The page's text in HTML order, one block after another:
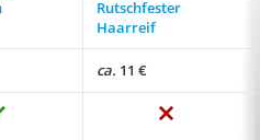
Rutschfester
Haarreif
ca. 11 €